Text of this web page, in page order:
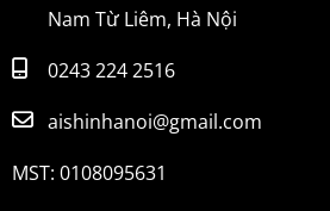
Nam Từ Liêm, Hà Nội
0243 224 2516
aishinhanoi@gmail.com
MST: 0108095631